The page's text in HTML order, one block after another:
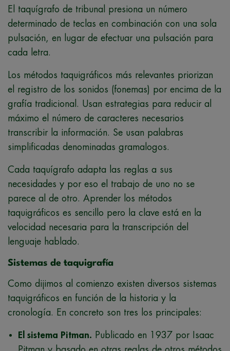
El taquígrafo de tribunal presiona un número
determinado de teclas en combinación con una sola
pulsación, en lugar de efectuar una pulsación para
cada letra.
Los métodos taquigráficos más relevantes priorizan
el registro de los sonidos (fonemas) por encima de la
grafía tradicional. Usan estrategias para reducir al
máximo el número de caracteres necesarios
transcribir la información. Se usan palabras
simplificadas denominadas gramalogos.
Cada taquígrafo adapta las reglas a sus
necesidades y por eso el trabajo de uno no se
parece al de otro. Aprender los métodos
taquigráficos es sencillo pero la clave está en la
velocidad necesaria para la transcripción del
lenguaje hablado.
Sistemas de taquigrafía
Como dijimos al comienzo existen diversos sistemas
taquigráficos en función de la historia y la
cronología. En concreto son tres los principales:
El sistema Pitman. Publicado en 1937 por Isaac